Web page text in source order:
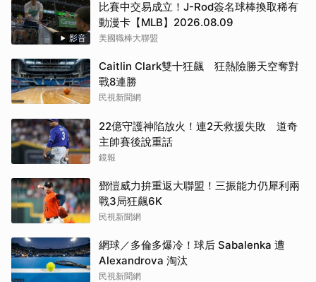
影音
比賽中交易成立！J-Rod簽名球棒換取稀有
動漫卡【MLB】2026.08.09
美國職棒大聯盟
Caitlin Clark雙十狂飆 狂熱險勝天空奪對
戰8連勝
民視新聞網
22億守護神陷放火！連2天救援失敗 道奇
主帥賽後說重話
鏡報
鄧愷威力拚重返大聯盟！三振能力仍犀利兩
戰3局狂飆6K
民視新聞網
網球／多倫多爆冷！球后 Sabalenka 遭
Alexandrova 淘汰
民視新聞網